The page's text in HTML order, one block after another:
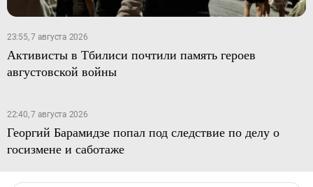
23:55, 7 августа 2026
Активисты в Тбилиси почтили память героев
августовской войны
22:40, 7 августа 2026
Георгий Барамидзе попал под следствие по делу о
госизмене и саботаже